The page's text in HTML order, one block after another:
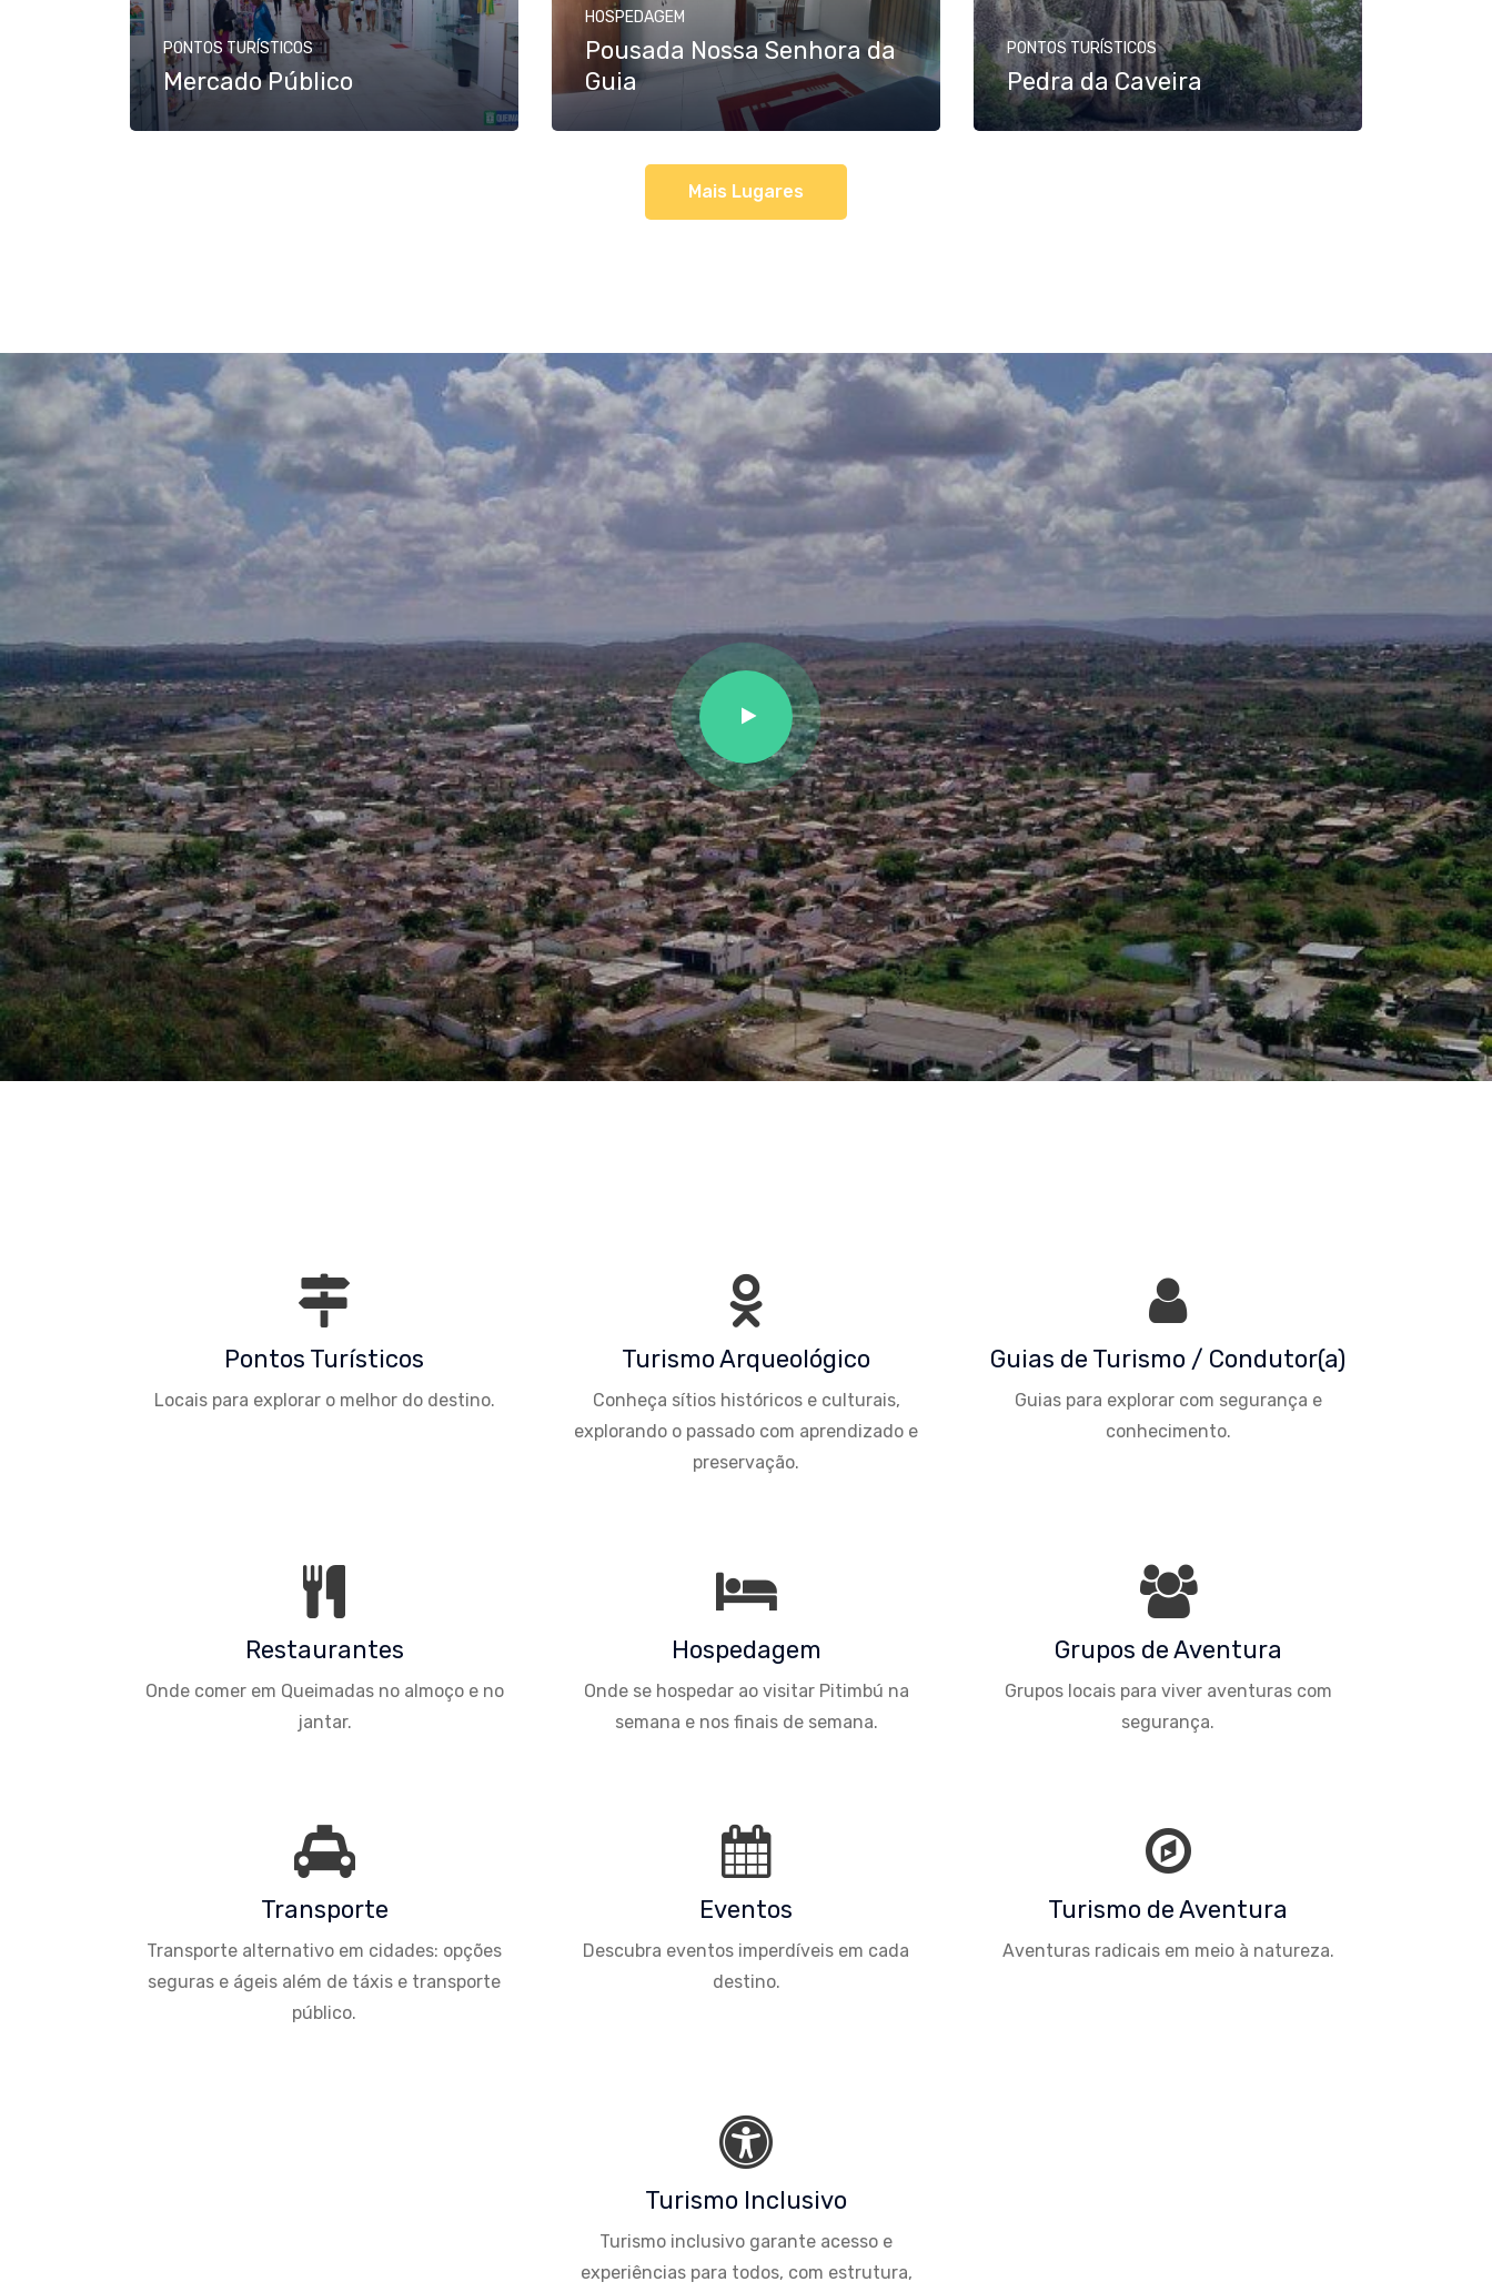
PONTOS TURÍSTICOS
Mercado Público
HOSPEDAGEM
Pousada Nossa Senhora da
Guia
PONTOS TURÍSTICOS
Pedra da Caveira
Mais Lugares
Pontos Turísticos
Locais para explorar o melhor do destino.
Turismo Arqueológico
Conheça sítios históricos e culturais,
explorando o passado com aprendizado e
preservação.
Guias de Turismo / Condutor(a)
Guias para explorar com segurança e
conhecimento.
Restaurantes
Onde comer em Queimadas no almoço e no
jantar.
Hospedagem
Onde se hospedar ao visitar Pitimbú na
semana e nos finais de semana.
Grupos de Aventura
Grupos locais para viver aventuras com
segurança.
Transporte
Transporte alternativo em cidades: opções
seguras e ágeis além de táxis e transporte
público.
Eventos
Descubra eventos imperdíveis em cada
destino.
Turismo de Aventura
Aventuras radicais em meio à natureza.
Turismo Inclusivo
Turismo inclusivo garante acesso e
experiências para todos, com estrutura,